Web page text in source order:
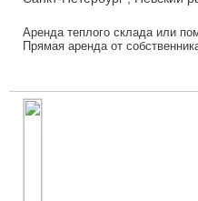
Аренда теплого склада или
Прямая аренда от